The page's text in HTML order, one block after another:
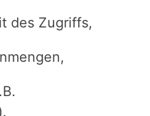
des Zugriffs,